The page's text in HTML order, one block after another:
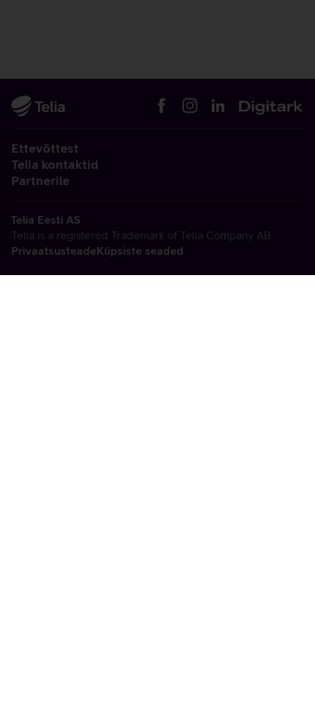
Ettevõttest
Telia kontaktid
Partnerile
Telia Eesti AS
Telia is a registered Trademark of Telia Company AB
PrivaatsusteadeKüpsiste seaded